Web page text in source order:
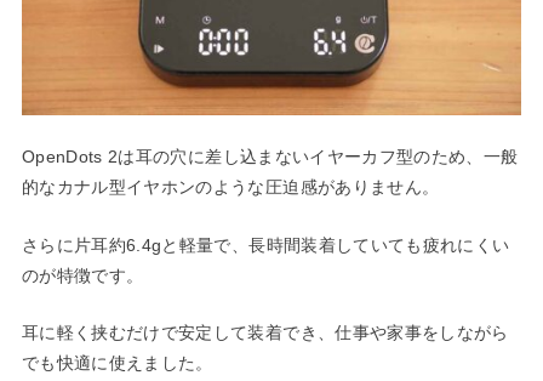
OpenDots 2は耳の穴に差し込まないイヤーカフ型のため、一般
的なカナル型イヤホンのような圧迫感がありません。
さらに片耳約6.4gと軽量で、長時間装着していても疲れにくい
のが特徴です。
耳に軽く挟むだけで安定して装着でき、仕事や家事をしながら
でも快適に使えました。